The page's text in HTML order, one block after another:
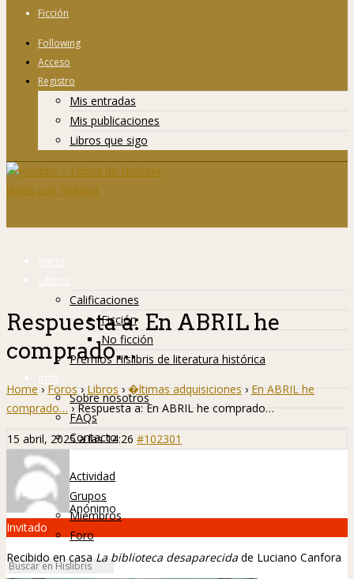
Ficción
Following
Acceso
Registro
Mis entradas
Mis publicaciones
Libros que sigo
Inicio
Libros
Calificaciones
Ficción
No ficción
Premios Hislibris de literatura histórica
Info
Sobre nosotros
FAQs
Contacto
Hislibreños
Actividad
Grupos
Miembros
Foro
Respuesta a: En ABRIL he
comprado…
Home › Foros › Libros › �ltimas adquisiciones › En ABRIL he
comprado… › Respuesta a: En ABRIL he comprado…
15 abril, 2025 a las 14:26 #102301
Anónimo
Invitado
Recibido en casa La biblioteca desaparecida de Luciano Canfora